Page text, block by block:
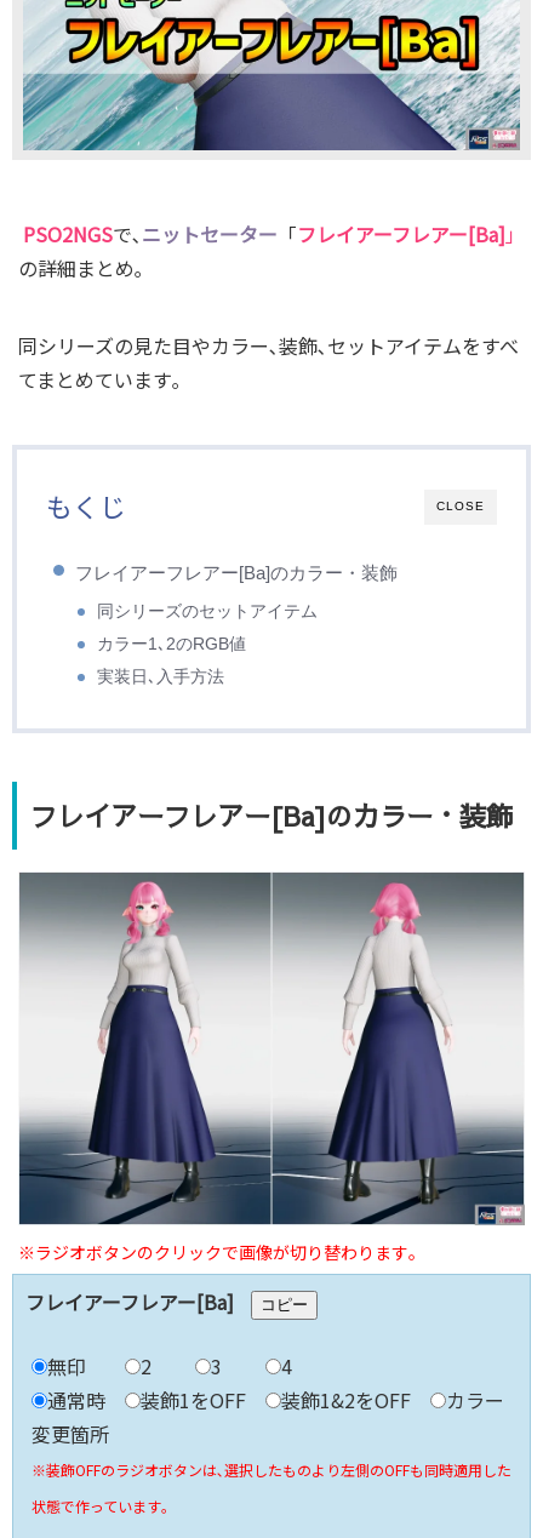
PSO2NGSで､ニットセーター 「フレイアーフレアー[Ba] 」
の詳細まとめ｡
同シリーズの見た目やカラー､装飾､セットアイテムをすべ
てまとめています｡
CLOSE
もくじ
フレイアーフレアー[Ba]のカラー・装飾
同シリーズのセットアイテム
カラー1､2のRGB値
実装日､入手方法
フレイアーフレアー[Ba]のカラー・装飾
※ラジオボタンのクリックで画像が切り替わります｡
フレイアーフレアー[Ba] コピー
無印 2 3
4
通常時
装飾1をOFF 装飾1&2をOFF
カラー
変更箇所
※装飾OFFのラジオボタンは､選択したものより左側のOFFも同時適用した
状態で作っています｡